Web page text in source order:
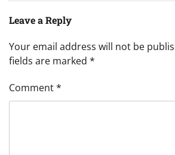
Leave a Reply
Your email address will not be
fields are marked *
Comment*